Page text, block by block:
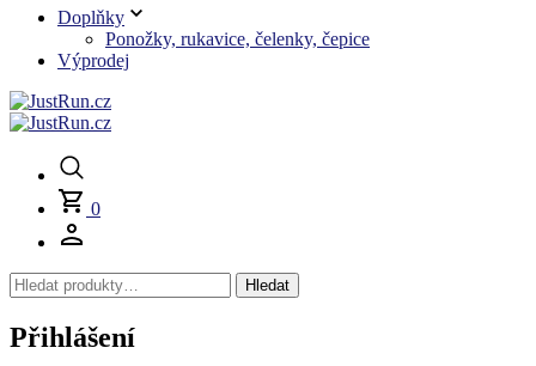
Doplňky
Ponožky, rukavice, čelenky, čepice
Výprodej
0
Hledat: Hledat
Přihlášení